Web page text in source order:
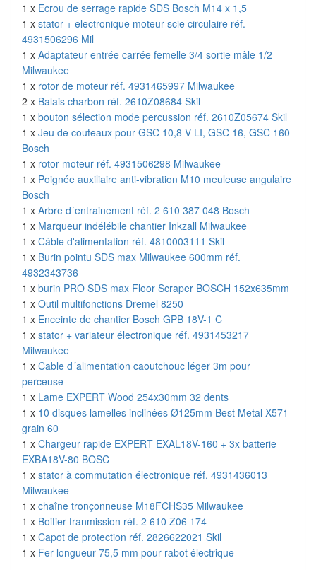
1 x Ecrou de serrage rapide SDS Bosch M14 x 1,5
1 x stator + electronique moteur scie circulaire réf.
4931506296 Mil
1 x Adaptateur entrée carrée femelle 3/4 sortie mâle 1/2
Milwaukee
1 x rotor de moteur réf. 4931465997 Milwaukee
2 x Balais charbon réf. 2610Z08684 Skil
1 x bouton sélection mode percussion réf. 2610Z05674 Skil
1 x Jeu de couteaux pour GSC 10,8 V-LI, GSC 16, GSC 160
Bosch
1 x rotor moteur réf. 4931506298 Milwaukee
1 x Poignée auxiliaire anti-vibration M10 meuleuse angulaire
Bosch
1 x Arbre d´entrainement réf. 2 610 387 048 Bosch
1 x Marqueur indélébile chantier Inkzall Milwaukee
1 x Câble d'alimentation réf. 4810003111 Skil
1 x Burin pointu SDS max Milwaukee 600mm réf.
4932343736
1 x burin PRO SDS max Floor Scraper BOSCH 152x635mm
1 x Outil multifonctions Dremel 8250
1 x Enceinte de chantier Bosch GPB 18V-1 C
1 x stator + variateur électronique réf. 4931453217
Milwaukee
1 x Cable d´alimentation caoutchouc léger 3m pour
perceuse
1 x Lame EXPERT Wood 254x30mm 32 dents
1 x 10 disques lamelles inclinées Ø125mm Best Metal X571
grain 60
1 x Chargeur rapide EXPERT EXAL18V-160 + 3x batterie
EXBA18V-80 BOSC
1 x stator à commutation électronique réf. 4931436013
Milwaukee
1 x chaîne tronçonneuse M18FCHS35 Milwaukee
1 x Boitier tranmission réf. 2 610 Z06 174
1 x Capot de protection réf. 2826622021 Skil
1 x Fer longueur 75,5 mm pour rabot électrique